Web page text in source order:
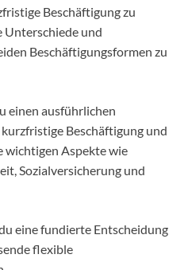
Beschäftigung zu
Unterschiede und
Beschäftigungsformen zu
einen ausführlichen
Beschäftigung und
wichtigen Aspekte wie
Sozialversicherung und
eine fundierte Entscheidung
flexible